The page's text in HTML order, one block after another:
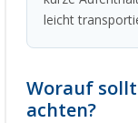
leicht
Worauf
achten?